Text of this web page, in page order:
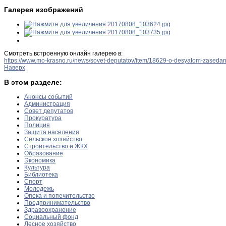
Галерея изображений
Смотреть встроенную онлайн галерею в:
https://www.mo-krasno.ru/news/sovet-deputatov/item/18629-o-desyatom-
Наверх
В этом разделе:
Анонсы событий
Администрация
Совет депутатов
Прокуратура
Полиция
Защита населения
Сельское хозяйство
Строительство и ЖКХ
Образование
Экономика
Культура
Библиотека
Спорт
Молодежь
Опека и попечительство
Предпринимательство
Здравоохранение
Социальный фонд
Лесное хозяйство